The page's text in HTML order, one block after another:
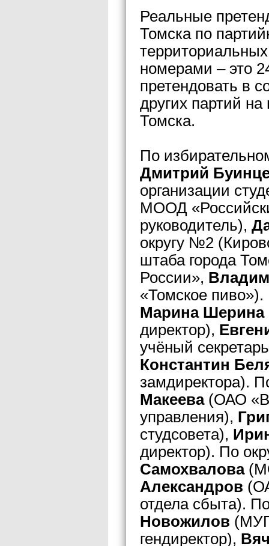
Реальные
Томска по
номерами – это
претендовать в
других партий
Томска.
По
Дмитрий
организации
МООД
руководитель),
округу №2
штаба города
России»,
«Томское
Марина Шерина
директор),
учёный
Константин
замдиректора).
Макеева (ОАО
управления),
студсовета),
директор). По
Самохвалова
Александров
отдела сбыта).
Новожилов
гендиректор),